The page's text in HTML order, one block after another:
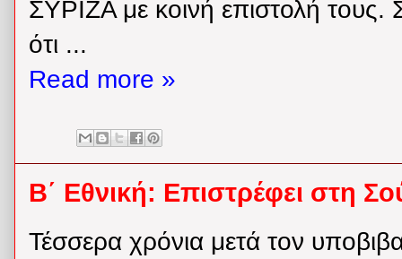
ΣΥΡΙΖΑ με κοινή επιστολή τους.
ότι ...
Read more »
Β΄ Εθνική: Επιστρέφει στη
Τέσσερα χρόνια μετά τον